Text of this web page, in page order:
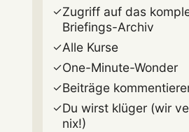
Zugriff auf das
Briefings-Archiv
Alle Kurse
One-Minute-Wonder
Beiträge
Du wirst klüger (wir
nix!)